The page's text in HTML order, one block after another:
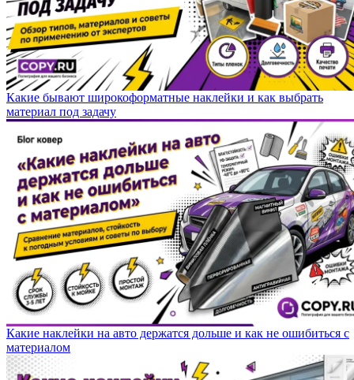
Какие бывают широкоформатные наклейки и как выбрать
материал под задачу
Какие наклейки на авто держатся дольше и как не ошибиться с
материалом